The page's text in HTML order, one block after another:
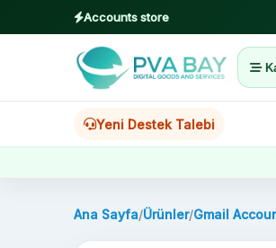
Accounts store
Yeni Destek Talebi
Ana Sayfa
Ana Sayfa/Ürünler/Gmail